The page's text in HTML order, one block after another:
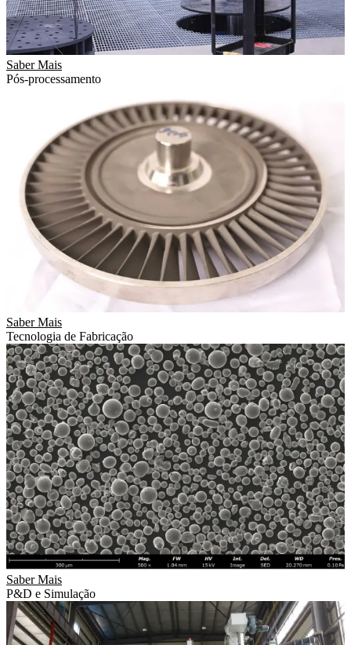
Saber Mais
Pós-processamento
Saber Mais
Tecnologia de Fabricação
Saber Mais
P&D e Simulação